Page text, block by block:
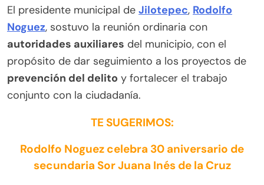
El presidente municipal de Jilotepec, Rodolfo
Noguez, sostuvo la reunión ordinaria con
autoridades auxiliares del municipio, con el
propósito de dar seguimiento a los proyectos de
prevención del delito y fortalecer el trabajo
conjunto con la ciudadanía.
TE SUGERIMOS:
Rodolfo Noguez celebra 30 aniversario de
secundaria Sor Juana Inés de la Cruz